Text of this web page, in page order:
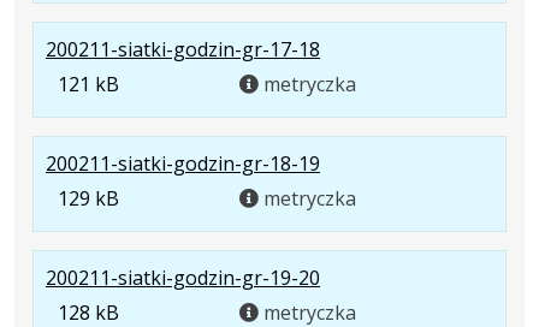
548
200211-siatki-godzin-gr-17-18
Rozmiar
121
121 kB metryczka
200211-siatki-godzin-gr-18-19
Rozmiar
129
129 kB metryczka
200211-siatki-godzin-gr-19-20
Rozmiar
128 kB metryczka